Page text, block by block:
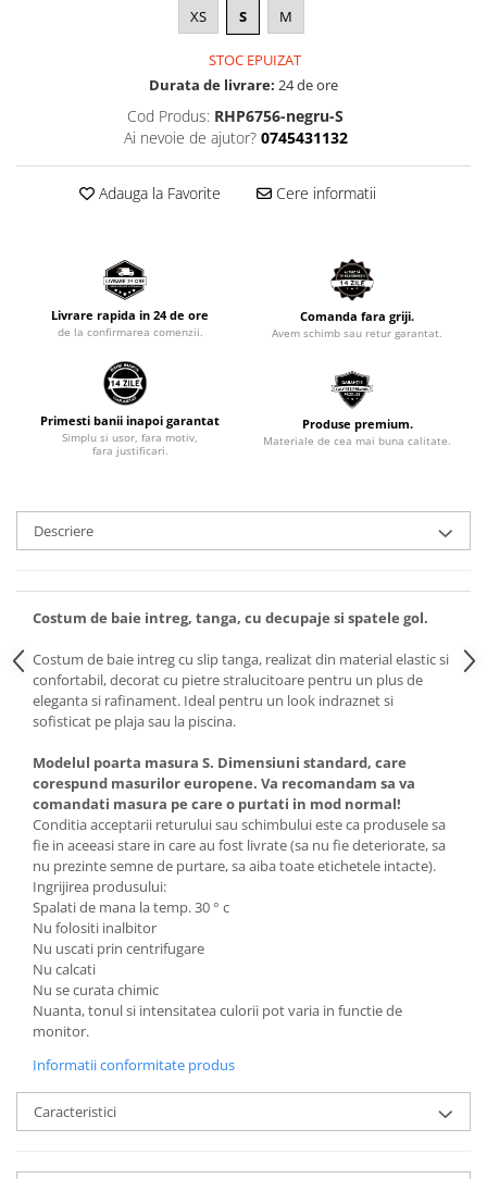
XS S M
STOC EPUIZAT
Durata de livrare: 24 de ore
Cod Produs: RHP6756-negru-S
Ai nevoie de ajutor? 0745431132
Adauga la Favorite Cere informatii
Livrare rapida in 24 de ore
de la confirmarea comenzii.
Comanda fara griji.
Avem schimb sau retur garantat.
Primesti banii inapoi garantat
Simplu si usor, fara motiv,
fara justificari.
Produse premium.
Materiale de cea mai buna calitate.
Descriere
Costum de baie intreg, tanga, cu decupaje si spatele gol.
Costum de baie intreg cu slip tanga, realizat din material elastic si
confortabil, decorat cu pietre stralucitoare pentru un plus de
eleganta si rafinament. Ideal pentru un look indraznet si
sofisticat pe plaja sau la piscina.
Modelul poarta masura S. Dimensiuni standard, care
corespund masurilor europene. Va recomandam sa va
comandati masura pe care o purtati in mod normal!
Conditia acceptarii returului sau schimbului este ca produsele sa
fie in aceeasi stare in care au fost livrate (sa nu fie deteriorate, sa
nu prezinte semne de purtare, sa aiba toate etichetele intacte).
Ingrijirea produsului:
Spalati de mana la temp. 30 ° c
Nu folositi inalbitor
Nu uscati prin centrifugare
Nu calcati
Nu se curata chimic
Nuanta, tonul si intensitatea culorii pot varia in functie de
monitor.
Informatii conformitate produs
Caracteristici